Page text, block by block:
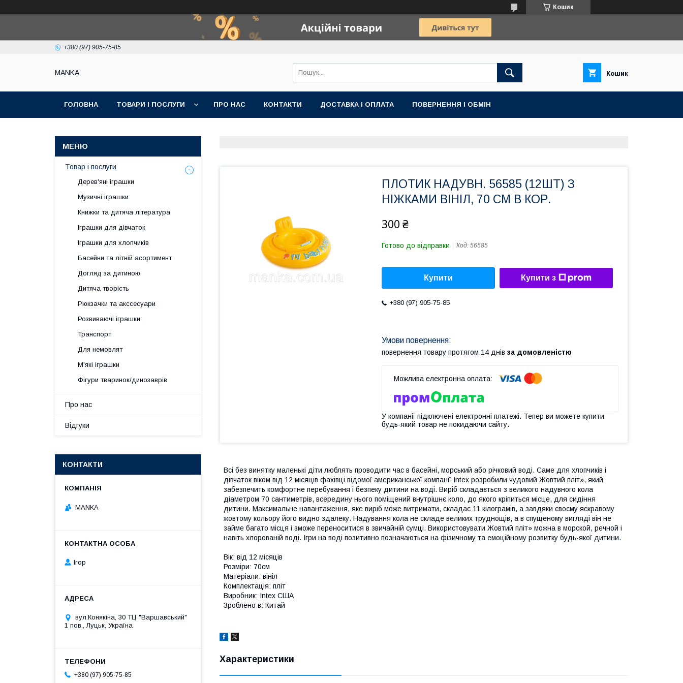
Кошик
+380 (97) 905-75-85
МАNKА Кошик
ГОЛОВНА ТОВАРИ І ПОСЛУГИ ПРО НАС КОНТАКТИ ДОСТАВКА І ОПЛАТА ПОВЕРНЕННЯ І ОБМІН
ПЛОТИК НАДУВН. 56585 (12ШТ) З
НІЖКАМИ ВІНІЛ, 70 СМ В КОР.
300 ₴
Готово до відправки Код: 56585
Купити Купити з
+380 (97) 905-75-85
повернення товару протягом 14 днів за домовленістю
У компанії підключені електронні платежі. Тепер ви можете купити
будь-який товар не покидаючи сайту.
Всі без винятку маленькі діти люблять проводити час в басейні, морський або річковий воді. Саме для хлопчиків і
дівчаток віком від 12 місяців фахівці відомої американської компанії Іntex розробили чудовий Жовтий пліт», який
забезпечить комфортне перебування і безпеку дитини на воді. Виріб складається з великого надувного кола
діаметром 70 сантиметрів, всередину нього поміщений внутрішнє коло, до якого кріпиться місце, для сидіння
дитини. Максимальне навантаження, яке виріб може витримати, складає 11 кілограмів, а завдяки своєму яскравому
жовтому кольору його видно здалеку. Надування кола не складе великих труднощів, а в спущеному вигляді він не
займе багато місця і зможе переноситися в звичайній сумці. Використовувати Жовтий пліт» можна в морской, речной і
навіть хлорованій воді. Ігри на воді позитивно позначаються на фізичному та емоційному розвитку будь-якої дитини.
Вік: від 12 місяців
Розміри: 70см
Матеріали: вініл
Комплектація: пліт
Виробник: Іntex США
Зроблено в: Китай
Характеристики
Товар і послуги
Дерев'яні іграшки
Музичні іграшки
Книжки та дитяча література
Іграшки для дівчаток
Іграшки для хлопчиків
Басейни та літній асортимент
Догляд за дитиною
Дитяча творість
Рюкзачки та акссесуари
Розвиваючі іграшки
Транспорт
Для немовлят
М'які іграшки
Фігури тваринок/динозаврів
Про нас
Відгуки
КОНТАКТИ
MANKA
Ігор
вул.Конякіна, 30 ТЦ "Варшавський"
1 пов., Луцьк, Україна
+380 (97) 905-75-85